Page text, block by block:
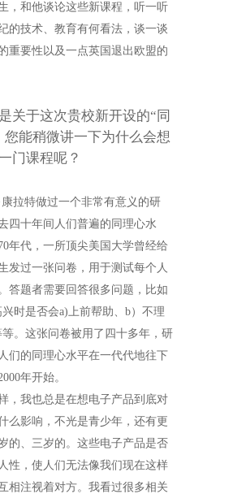
，和他谈论这些新课程，听一听
的技术、教育有何看法，谈一谈
重要性以及一点英国退出欧盟的
关于这次贵校新开设的“同
您能稍微讲一下为什么会想
门课程呢？
康拉特做过一个非常有意义的研
四十年间人们普遍的同理心水
年代，一所顶尖美国大学曾经给
发过一张问卷，用于测试每个人
答题者需要回答很多问题，比如
时是否会a)上前帮助、 b）不理
等。这张问卷被用了四十多年，研
们的同理心水平在一代代地往下
年开始。
，我也总是在想电子产品到底对
么影响，不光是青少年，还有更
的、三岁的。这些电子产品是否
性，使人们无法像我们现在这样
相注视着对方。我看过很多相关